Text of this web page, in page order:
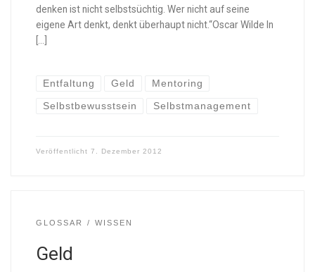
denken ist nicht selbstsüchtig. Wer nicht auf seine
eigene Art denkt, denkt überhaupt nicht.“Oscar Wilde In
Entfaltung Geld Mentoring
Selbstbewusstsein Selbstmanagement
Veröffentlicht 7. Dezember 2012
GLOSSAR WISSEN
Geld